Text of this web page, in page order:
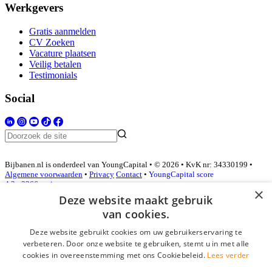
Werkgevers
Gratis aanmelden
CV Zoeken
Vacature plaatsen
Veilig betalen
Testimonials
Social
Bijbanen.nl is onderdeel van YoungCapital • © 2026 • KvK nr: 34330199 •
Algemene voorwaarden • Privacy Contact • YoungCapital score
4.3 - 3366 reviews
Inloggen als bedrijf
*
×
Deze website maakt gebruik
van cookies.
Deze website gebruikt cookies om uw gebruikerservaring te
verbeteren. Door onze website te gebruiken, stemt u in met alle
cookies in overeenstemming met ons Cookiebeleid. Lees verder